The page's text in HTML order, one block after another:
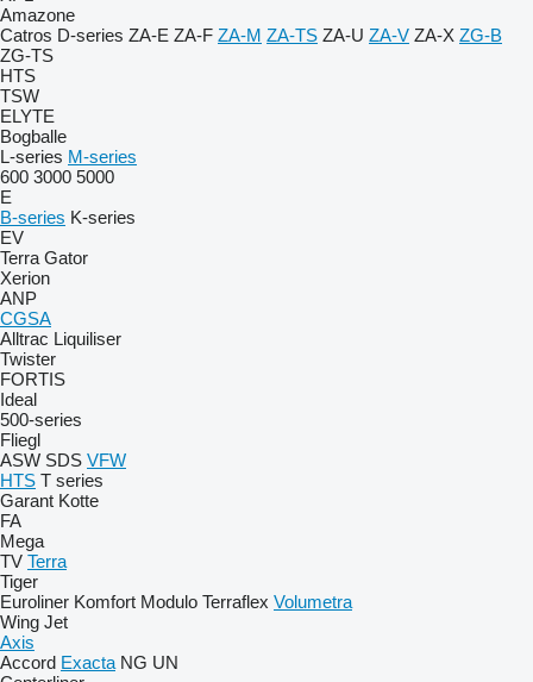
Amazone
Catros D-series ZA-E ZA-F ZA-M ZA-TS ZA-U ZA-V ZA-X ZG-B
ZG-TS
HTS
TSW
ELYTE
Bogballe
L-series M-series
600 3000 5000
E
B-series K-series
EV
Terra Gator
Xerion
ANP
CGSA
Alltrac Liquiliser
Twister
FORTIS
Ideal
500-series
Fliegl
ASW SDS VFW
HTS T series
Garant Kotte
FA
Mega
TV Terra
Tiger
Euroliner Komfort Modulo Terraflex Volumetra
Wing Jet
Axis
Accord Exacta NG UN